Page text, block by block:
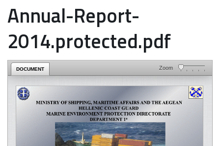
Annual-Report-
2014.protected.pdf
DOCUMENT Zoom